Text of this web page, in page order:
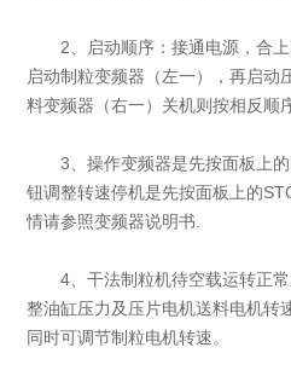
2、启动顺序：接通电源，合上
启动制粒变频器（左一），再启动
料变频器（右一）关机则按相反顺
3、操作变频器是先按面板上的
钮调整转速停机是先按面板上的
情请参照变频器说明书.
4、干法制粒机待空载运转正常
整油缸压力及压片电机送料电机转
同时可调节制粒电机转速。